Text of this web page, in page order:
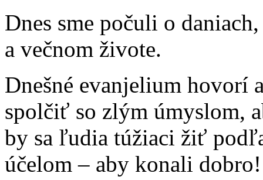
Dnes sme počuli o
a večnom živote.
Dnešné evanjelium hovorí
spolčiť so zlým úmyslom,
by sa ľudia túžiaci žiť
účelom – aby konali dobro!